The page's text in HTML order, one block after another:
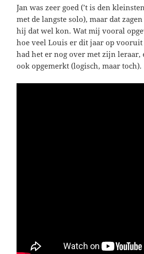
Jan was zeer goed (’t is den
met de langste solo), maar dat
hij dat wel kon. Wat mij vooral
hoe veel Louis er dit jaar op vooruit
had het er nog over met zijn leraar,
ook opgemerkt (logisch, maar toch).